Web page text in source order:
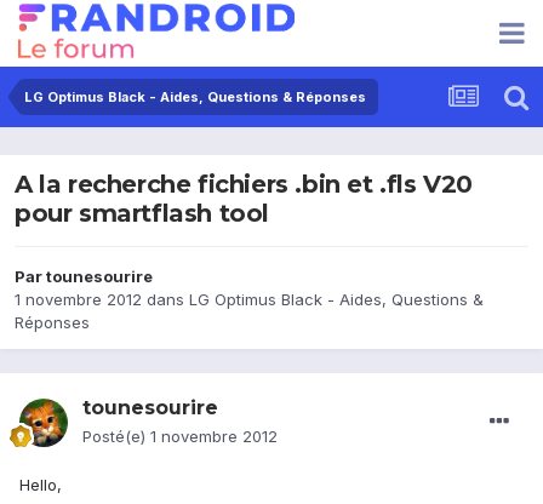
LG Optimus Black - Aides, Questions & Réponses
A la recherche fichiers .bin et .fls V20
pour smartflash tool
Partounesourire
1 novembre 2012 dans LG Optimus Black - Aides, Questions &
Réponses
tounesourire
Posté(e) 1 novembre 2012
Hello,